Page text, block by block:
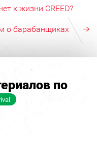
к жизни CREED?
о барабанщиках
по